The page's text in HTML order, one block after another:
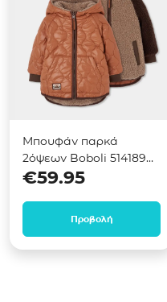
Μπουφάν παρκά
2όψεων Boboli 514189
Καφέ
€59.95
Προβολή